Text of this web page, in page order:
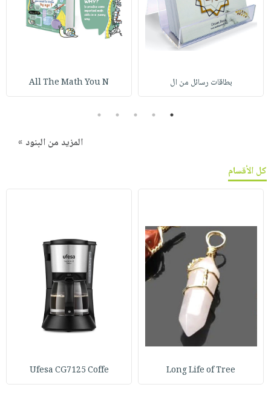
بطاقات رسائل من ال All The Math You N
1
2
3
4
5
المزيد من البنود »
كل الأقسام
Long Life of Tree
Ufesa CG7125 Coffe